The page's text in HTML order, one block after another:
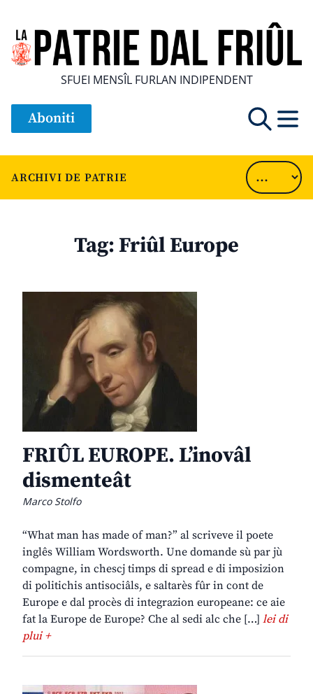
SFUEI MENSÎL FURLAN INDIPENDENT
Aboniti
ARCHIVI DE PATRIE
Tag: Friûl Europe
FRIÛL EUROPE. L’inovâl
dismenteât
Marco Stolfo
“What man has made of man?” al scriveve il poete
inglês William Wordsworth. Une domande sù par jù
compagne, in chescj timps di spread e di imposizion
di politichis antisociâls, e saltarès fûr in cont de
Europe e dal procès di integrazion europeane: ce aie
fat la Europe de Europe? Che al sedi alc che […] lei di
plui +